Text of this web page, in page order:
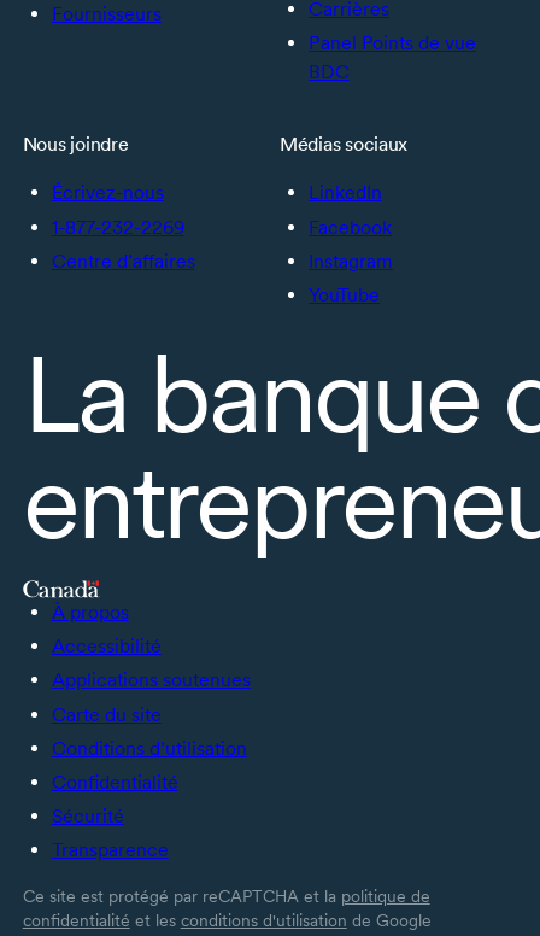
Fournisseurs
Carrières
Panel Points de vue
BDC
Nous joindre
Écrivez-nous
1-877-232-2269
Centre d’affaires
Médias sociaux
LinkedIn
Facebook
Instagram
YouTube
La banque
À propos
Accessibilité
Applications soutenues
Carte du site
Conditions d’utilisation
Confidentialité
Sécurité
Transparence
Ce site est protégé par reCAPTCHA et la politique de
confidentialité et les conditions d'utilisation de Google